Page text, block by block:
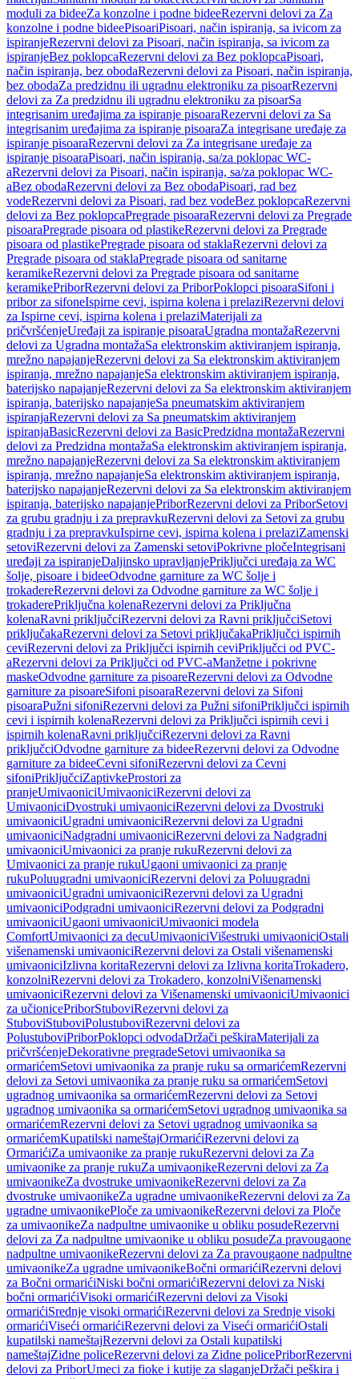
moduli za bideeZa konzolne i podne bideeRezervni delovi za Za
konzolne i podne bideePisoariPisoari, način ispiranja, sa ivicom za
ispiranjeRezervni delovi za Pisoari, način ispiranja, sa ivicom za
ispiranjeBez poklopcaRezervni delovi za Bez poklopcaPisoari,
način ispiranja, bez obodaRezervni delovi za Pisoari, način ispiranja,
bez obodaZa predzidnu ili ugradnu elektroniku za pisoarRezervni
delovi za Za predzidnu ili ugradnu elektroniku za pisoarSa
integrisanim uređajima za ispiranje pisoaraRezervni delovi za Sa
integrisanim uređajima za ispiranje pisoaraZa integrisane uređaje za
ispiranje pisoaraRezervni delovi za Za integrisane uređaje za
ispiranje pisoaraPisoari, način ispiranja, sa/za poklopac WC-
aRezervni delovi za Pisoari, način ispiranja, sa/za poklopac WC-
aBez obodaRezervni delovi za Bez obodaPisoari, rad bez
vodeRezervni delovi za Pisoari, rad bez vodeBez poklopcaRezervni
delovi za Bez poklopcaPregrade pisoaraRezervni delovi za Pregrade
pisoaraPregrade pisoara od plastikeRezervni delovi za Pregrade
pisoara od plastikePregrade pisoara od staklaRezervni delovi za
Pregrade pisoara od staklaPregrade pisoara od sanitarne
keramikeRezervni delovi za Pregrade pisoara od sanitarne
keramikePriborRezervni delovi za PriborPoklopci pisoaraSifoni i
pribor za sifoneIspirne cevi, ispirna kolena i prelaziRezervni delovi
za Ispirne cevi, ispirna kolena i prelaziMaterijali za
pričvršćenjeUređaji za ispiranje pisoaraUgradna montažaRezervni
delovi za Ugradna montažaSa elektronskim aktiviranjem ispiranja,
mrežno napajanjeRezervni delovi za Sa elektronskim aktiviranjem
ispiranja, mrežno napajanjeSa elektronskim aktiviranjem ispiranja,
baterijsko napajanjeRezervni delovi za Sa elektronskim aktiviranjem
ispiranja, baterijsko napajanjeSa pneumatskim aktiviranjem
ispiranjaRezervni delovi za Sa pneumatskim aktiviranjem
ispiranjaBasicRezervni delovi za BasicPredzidna montažaRezervni
delovi za Predzidna montažaSa elektronskim aktiviranjem ispiranja,
mrežno napajanjeRezervni delovi za Sa elektronskim aktiviranjem
ispiranja, mrežno napajanjeSa elektronskim aktiviranjem ispiranja,
baterijsko napajanjeRezervni delovi za Sa elektronskim aktiviranjem
ispiranja, baterijsko napajanjePriborRezervni delovi za PriborSetovi
za grubu gradnju i za prepravkuRezervni delovi za Setovi za grubu
gradnju i za prepravkuIspirne cevi, ispirna kolena i prelaziZamenski
setoviRezervni delovi za Zamenski setoviPokrivne pločeIntegrisani
uređaji za ispiranjeDaljinsko upravljanjePriključci uređaja za WC
šolje, pisoare i bideeOdvodne garniture za WC šolje i
trokadereRezervni delovi za Odvodne garniture za WC šolje i
trokaderePriključna kolenaRezervni delovi za Priključna
kolenaRavni priključciRezervni delovi za Ravni priključciSetovi
priključakaRezervni delovi za Setovi priključakaPriključci ispirnih
ceviRezervni delovi za Priključci ispirnih ceviPriključci od PVC-
aRezervni delovi za Priključci od PVC-aManžetne i pokrivne
maskeOdvodne garniture za pisoareRezervni delovi za Odvodne
garniture za pisoareSifoni pisoaraRezervni delovi za Sifoni
pisoaraPužni sifoniRezervni delovi za Pužni sifoniPriključci ispirnih
cevi i ispirnih kolenaRezervni delovi za Priključci ispirnih cevi i
ispirnih kolenaRavni priključciRezervni delovi za Ravni
priključciOdvodne garniture za bideeRezervni delovi za Odvodne
garniture za bideeCevni sifoniRezervni delovi za Cevni
sifoniPriključciZaptivkeProstori za
pranjeUmivaoniciUmivaoniciRezervni delovi za
UmivaoniciDvostruki umivaoniciRezervni delovi za Dvostruki
umivaoniciUgradni umivaoniciRezervni delovi za Ugradni
umivaoniciNadgradni umivaoniciRezervni delovi za Nadgradni
umivaoniciUmivaonici za pranje rukuRezervni delovi za
Umivaonici za pranje rukuUgaoni umivaonici za pranje
rukuPoluugradni umivaoniciRezervni delovi za Poluugradni
umivaoniciUgradni umivaoniciRezervni delovi za Ugradni
umivaoniciPodgradni umivaoniciRezervni delovi za Podgradni
umivaoniciUgaoni umivaoniciUmivaonici modela
ComfortUmivaonici za decuUmivaoniciVišestruki umivaoniciOstali
višenamenski umivaoniciRezervni delovi za Ostali višenamenski
umivaoniciIzlivna koritaRezervni delovi za Izlivna koritaTrokadero,
konzolniRezervni delovi za Trokadero, konzolniVišenamenski
umivaoniciRezervni delovi za Višenamenski umivaoniciUmivaonici
za učionicePriborStuboviRezervni delovi za
StuboviStuboviPolustuboviRezervni delovi za
PolustuboviPriborPoklopci odvodaDržači peškiraMaterijali za
pričvršćenjeDekorativne pregradeSetovi umivaonika sa
ormarićemSetovi umivaonika za pranje ruku sa ormarićemRezervni
delovi za Setovi umivaonika za pranje ruku sa ormarićemSetovi
ugradnog umivaonika sa ormarićemRezervni delovi za Setovi
ugradnog umivaonika sa ormarićemSetovi ugradnog umivaonika sa
ormarićemRezervni delovi za Setovi ugradnog umivaonika sa
ormarićemKupatilski nameštajOrmarićiRezervni delovi za
OrmarićiZa umivaonike za pranje rukuRezervni delovi za Za
umivaonike za pranje rukuZa umivaonikeRezervni delovi za Za
umivaonikeZa dvostruke umivaonikeRezervni delovi za Za
dvostruke umivaonikeZa ugradne umivaonikeRezervni delovi za Za
ugradne umivaonikePloče za umivaonikeRezervni delovi za Ploče
za umivaonikeZa nadpultne umivaonike u obliku posudeRezervni
delovi za Za nadpultne umivaonike u obliku posudeZa pravougaone
nadpultne umivaonikeRezervni delovi za Za pravougaone nadpultne
umivaonikeZa ugradne umivaonikeBočni ormarićiRezervni delovi
za Bočni ormarićiNiski bočni ormarićiRezervni delovi za Niski
bočni ormarićiVisoki ormarićiRezervni delovi za Visoki
ormarićiSrednje visoki ormarićiRezervni delovi za Srednje visoki
ormarićiViseći ormarićiRezervni delovi za Viseći ormarićiOstali
kupatilski nameštajRezervni delovi za Ostali kupatilski
nameštajZidne policeRezervni delovi za Zidne policePriborRezervni
delovi za PriborUmeci za fioke i kutije za slaganjeDržači peškira i